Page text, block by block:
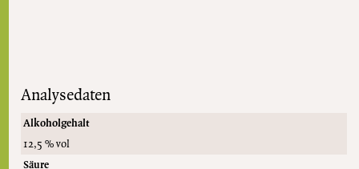
Analysedaten
Alkoholgehalt
12,5 % vol
Säure